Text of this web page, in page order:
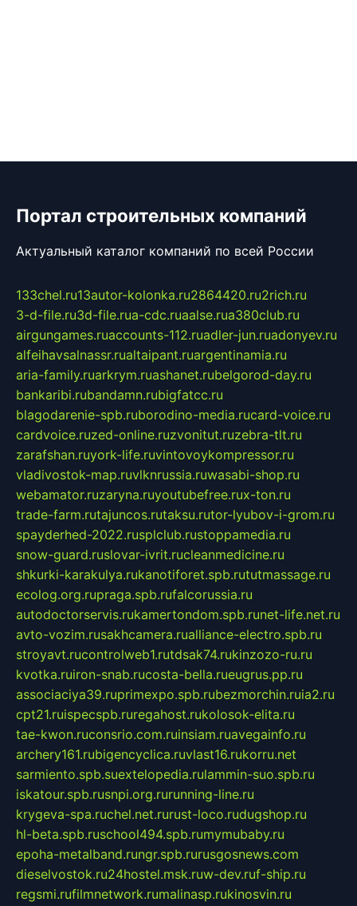
Портал строительных компаний
Актуальный каталог компаний по всей России
133chel.ru13autor-kolonka.ru2864420.ru2rich.ru
3-d-file.ru3d-file.rua-cdc.ruaalse.rua380club.ru
airgungames.ruaccounts-112.ruadler-jun.ruadonyev.ru
alfeihavsalnassr.rualtaipant.ruargentinamia.ru
aria-family.ruarkrym.ruashanet.rubelgorod-day.ru
bankaribi.rubandamn.rubigfatcc.ru
blagodarenie-spb.ruborodino-media.rucard-voice.ru
cardvoice.ruzed-online.ruzvonitut.ruzebra-tlt.ru
zarafshan.ruyork-life.ruvintovoykompressor.ru
vladivostok-map.ruvlknrussia.ruwasabi-shop.ru
webamator.ruzaryna.ruyoutubefree.rux-ton.ru
trade-farm.rutajuncos.rutaksu.rutor-lyubov-i-grom.ru
spayderhed-2022.rusplclub.rustoppamedia.ru
snow-guard.ruslovar-ivrit.rucleanmedicine.ru
shkurki-karakulya.rukanotiforet.spb.rututmassage.ru
ecolog.org.rupraga.spb.rufalcorussia.ru
autodoctorservis.rukamertondom.spb.runet-life.net.ru
avto-vozim.rusakhcamera.rualliance-electro.spb.ru
stroyavt.rucontrolweb1.rutdsak74.rukinzozo-ru.ru
kvotka.ruiron-snab.rucosta-bella.rueugrus.pp.ru
associaciya39.ruprimexpo.spb.rubezmorchin.ruia2.ru
cpt21.ruispecspb.ruregahost.rukolosok-elita.ru
tae-kwon.ruconsrio.com.ruinsiam.ruavegainfo.ru
archery161.rubigencyclica.ruvlast16.rukorru.net
sarmiento.spb.suextelopedia.rulammin-suo.spb.ru
iskatour.spb.rusnpi.org.rurunning-line.ru
krygeva-spa.ruchel.net.rurust-loco.rudugshop.ru
hl-beta.spb.ruschool494.spb.rumymubaby.ru
epoha-metalband.rungr.spb.rurusgosnews.com
dieselvostok.ru24hostel.msk.ruw-dev.ruf-ship.ru
regsmi.rufilmnetwork.rumalinasp.rukinosvin.ru